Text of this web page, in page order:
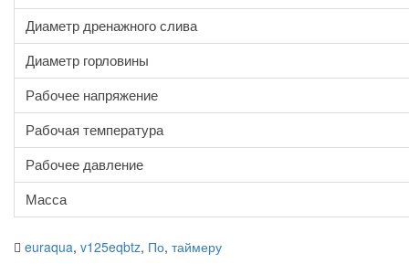
Диаметр дренажного слива
Диаметр горловины
Рабочее напряжение
Рабочая температура
Рабочее давление
Масса
euraqua, v125eqbtz, По, таймеру